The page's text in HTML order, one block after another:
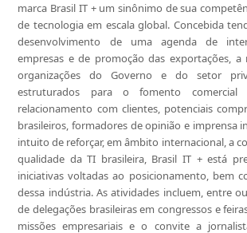
marca Brasil IT + um sinônimo de sua
de tecnologia em escala global. Concebida
desenvolvimento de uma agenda de
empresas e de promoção das exportações,
organizações do Governo e do setor
estruturados para o fomento
relacionamento com clientes, potenciais
brasileiros, formadores de opinião e imprensa
intuito de reforçar, em âmbito internacional, a
qualidade da TI brasileira, Brasil IT + está
iniciativas voltadas ao posicionamento, bem
dessa indústria. As atividades incluem, entre
de delegações brasileiras em congressos e
missões empresariais e o convite a